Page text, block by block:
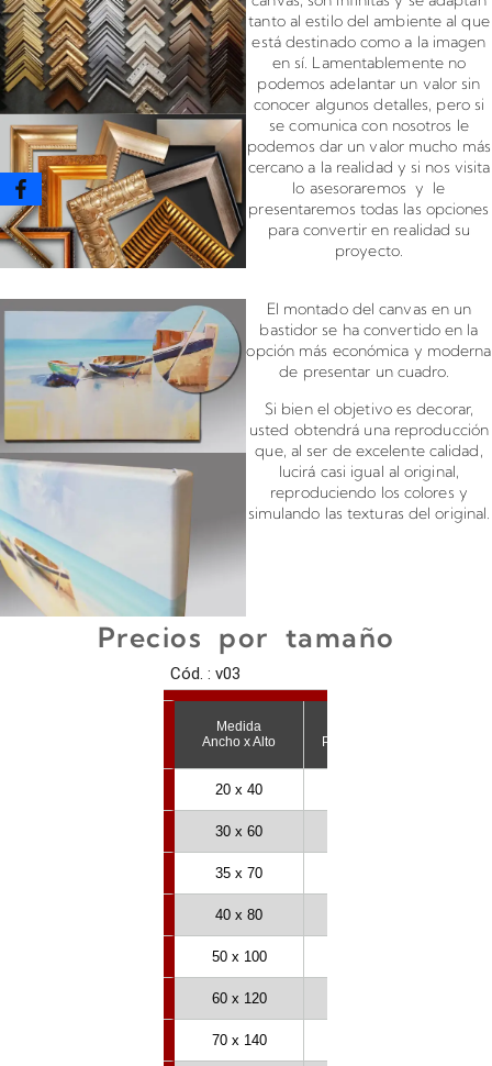
tanto al estilo del ambiente al que
está destinado como a la imagen
en sí. Lamentablemente no
podemos adelantar un valor sin
conocer algunos detalles, pero si
se comunica con nosotros le
podemos dar un valor mucho más
cercano a la realidad y si nos visita
lo asesoraremos y le
presentaremos todas las opciones
para convertir en realidad su
proyecto.
El montado del canvas en un
bastidor se ha convertido en la
opción más económica y moderna
de presentar un cuadro.
Si bien el objetivo es decorar,
usted obtendrá una reproducción
que, al ser de excelente calidad,
lucirá casi igual al original,
reproduciendo los colores y
simulando las texturas del original.
Precios por tamaño